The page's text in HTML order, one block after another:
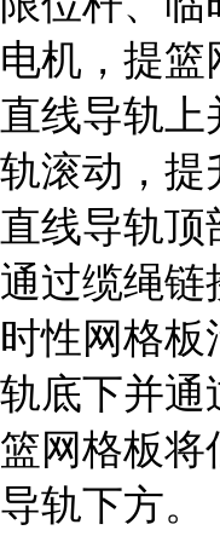
电机，提篮
直线导轨上
轨滚动，提
直线导轨顶
通过缆绳链
时性网格板
轨底下并通
篮网格板将
导轨下方。